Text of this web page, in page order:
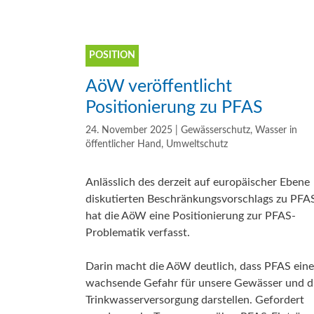
POSITION
AöW veröffentlicht
Positionierung zu PFAS
24. November 2025 Gewässerschutz, Wasser in
öffentlicher Hand , Umweltschutz
Anlässlich des derzeit auf europäischer Ebene
diskutierten Beschränkungsvorschlags zu
hat die AöW eine Positionierung zur PFAS-
Problematik verfasst.
Darin macht die AöW deutlich, dass PFAS eine
wachsende Gefahr für unsere Gewässer und
Trinkwasserversorgung darstellen. Gefordert